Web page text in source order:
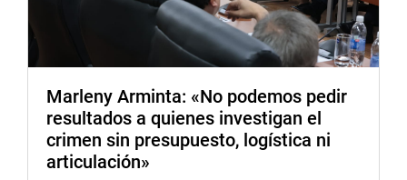
Marleny Arminta: «No podemos pedir
resultados a quienes investigan el
crimen sin presupuesto, logística ni
articulación»